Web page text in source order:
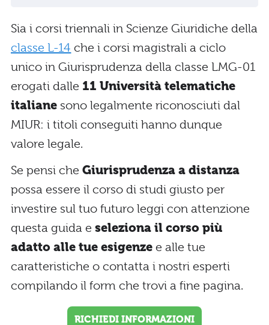
Sia i corsi triennali in Scienze Giuridiche della
classe L-14 che i corsi magistrali a ciclo
unico in Giurisprudenza della classe LMG-01
erogati dalle 11 Università telematiche
italiane sono legalmente riconosciuti dal
MIUR: i titoli conseguiti hanno dunque
valore legale.
Se pensi che Giurisprudenza a distanza
possa essere il corso di studi giusto per
investire sul tuo futuro leggi con attenzione
questa guida e seleziona il corso più
adatto alle tue esigenze e alle tue
caratteristiche o contatta i nostri esperti
compilando il form che trovi a fine pagina.
RICHIEDI INFORMAZIONI